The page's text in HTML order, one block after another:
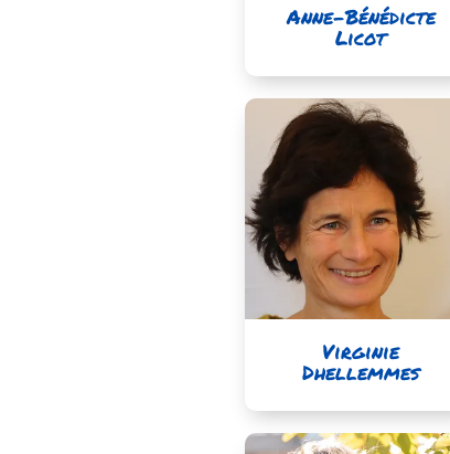
Anne-Bénédicte
Licot
Virginie
Dhellemmes